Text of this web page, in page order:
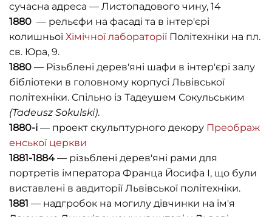
сучасна адреса — Листопадового чину, 14
1880 — рельєфи на фасаді та в інтер'єрі
колишньої Хімічної лабораторії Політехніки на пл.
св. Юра, 9.
1880 — Різьблені дерев'яні шафи в інтер'єрі залу
бібліотеки в головному корпусі Львівської
політехніки. Спільно із Тадеушем Сокульським
(Tadeusz Sokulski).
1880-і — проект скульптурного декору Преображ
енської церкви
1881-1884 — різьблені дерев'яні рами для
портретів імператора Франца Йосифа І, що були
виставлені в авдиторії Львівської політехніки.
1881 — надгробок на могилу дівчинки на ім'я